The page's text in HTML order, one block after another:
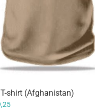
shirt (Afghanistan)